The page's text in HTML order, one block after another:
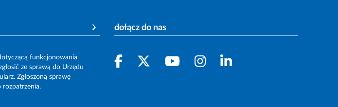
funkcjonowania
ze sprawą do Urzędu
Zgłoszoną sprawę
rozpatrzenia.
dołącz do nas